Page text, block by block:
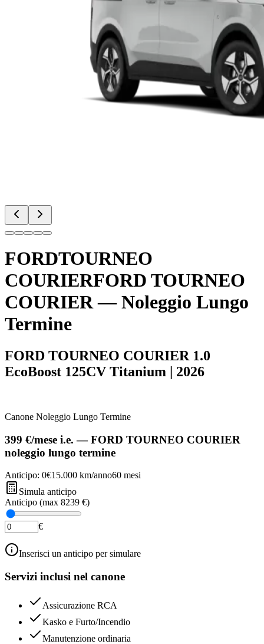
FORDTOURNEO
COURIERFORD TOURNEO
COURIER— Noleggio Lungo
Termine
FORD TOURNEO COURIER 1.0
EcoBoost 125CV Titanium | 2026
Canone Noleggio Lungo Termine
399 €/mese i.e. —FORD TOURNEO COURIER
noleggio lungo termine
Anticipo: 0€15.000 km/anno60 mesi
Simula anticipo
Anticipo (max 8239 €)
€
Inserisci un anticipo per simulare
Servizi inclusi nel canone
Assicurazione RCA
Kasko e Furto/Incendio
Manutenzione ordinaria